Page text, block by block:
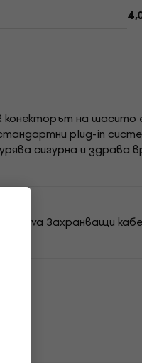
конекторът на шасито
plug-in
сигурна и здрава
Enova Захранващи